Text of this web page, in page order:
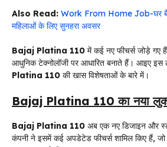
Also Read: Work From Home Job-घर
महिलाओं के लिए सुनहरा अवसर
Bajaj Platina 110 में कई नए फीचर्स जोड़े गए
आधुनिक टेक्नोलॉजी पर आधारित बनाते हैं। आइए
Platina 110 की खास विशेषताओं के बारे में।
Bajaj Platina 110 का नया
Bajaj Platina 110 अब एक नए डिजाइन और
कंपनी ने इसमें कई अपडेटेड फीचर्स शामिल किए हैं,